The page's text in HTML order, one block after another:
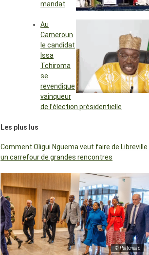
mandat
Au
Cameroun
le candidat
Issa
Tchiroma
se
revendique
vainqueur
de l’élection présidentielle
Les plus lus
Comment Oligui Nguema veut faire de Libreville
un carrefour de grandes rencontres
© Partenaire